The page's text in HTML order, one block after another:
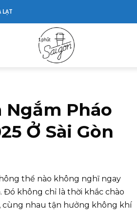
LẠT
Pháo
Ở Sài Gòn
thể nào không nghĩ ngay
không chỉ là thời khắc chào
cùng nhau tận hưởng không khí